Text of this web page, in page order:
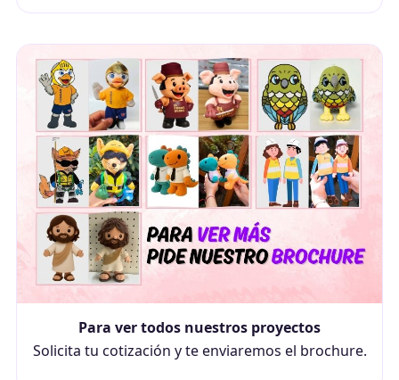
Para ver todos nuestros proyectos
Solicita tu cotización y te enviaremos el brochure.